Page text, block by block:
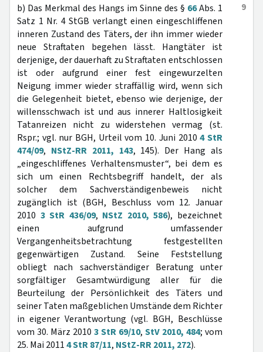
9
b) Das Merkmal des Hangs im Sinne des § 66Abs. 1
Satz 1 Nr. 4 StGB verlangt einen eingeschliffenen
inneren Zustand des Täters, der ihn immer wieder
neue Straftaten begehen lässt. Hangtäter ist
derjenige, der dauerhaft zu Straftaten entschlossen
ist oder aufgrund einer fest eingewurzelten
Neigung immer wieder straffällig wird, wenn sich
die Gelegenheit bietet, ebenso wie derjenige, der
willensschwach ist und aus innerer Haltlosigkeit
Tatanreizen nicht zu widerstehen vermag (st.
Rspr.; vgl. nur BGH, Urteil vom 10. Juni 20104 StR
474/09, NStZ-RR 2011, 143, 145). Der Hang als
„eingeschliffenes Verhaltensmuster“, bei dem es
sich um einen Rechtsbegriff handelt, der als
solcher dem Sachverständigenbeweis nicht
zugänglich ist (BGH, Beschluss vom 12. Januar
2010 3 StR 436/09, NStZ 2010, 586), bezeichnet
einen aufgrund umfassender
Vergangenheitsbetrachtung festgestellten
gegenwärtigen Zustand. Seine Feststellung
obliegt nach sachverständiger Beratung unter
sorgfältiger Gesamtwürdigung aller für die
Beurteilung der Persönlichkeit des Täters und
seiner Taten maßgeblichen Umstände dem Richter
in eigener Verantwortung (vgl. BGH, Beschlüsse
vom 30. März 2010 3 StR 69/10, StV 2010, 484; vom
25. Mai 20114 StR 87/11, NStZ-RR 2011, 272).